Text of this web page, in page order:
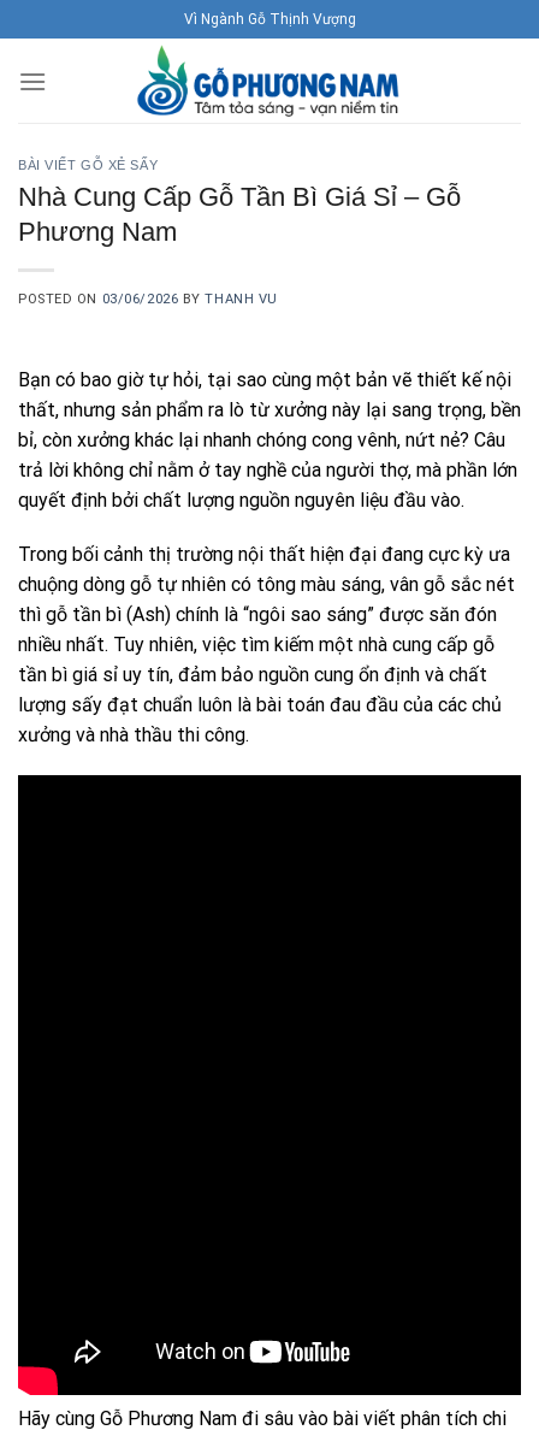
to
content
Vì Ngành Gỗ Thịnh Vượng
BÀI VIẾT GỖ XẺ SẤY
Nhà Cung Cấp Gỗ Tần Bì Giá Sỉ – Gỗ
Phương Nam
POSTED ON 03/06/2026 BYTHANH VU
Bạn có bao giờ tự hỏi, tại sao cùng một bản vẽ thiết kế nội
thất, nhưng sản phẩm ra lò từ xưởng này lại sang trọng, bền
bỉ, còn xưởng khác lại nhanh chóng cong vênh, nứt nẻ? Câu
trả lời không chỉ nằm ở tay nghề của người thợ, mà phần lớn
quyết định bởi chất lượng nguồn nguyên liệu đầu vào.
Trong bối cảnh thị trường nội thất hiện đại đang cực kỳ ưa
chuộng dòng gỗ tự nhiên có tông màu sáng, vân gỗ sắc nét
thì gỗ tần bì (Ash) chính là “ngôi sao sáng” được săn đón
nhiều nhất. Tuy nhiên, việc tìm kiếm một nhà cung cấp gỗ
tần bì giá sỉ uy tín, đảm bảo nguồn cung ổn định và chất
lượng sấy đạt chuẩn luôn là bài toán đau đầu của các chủ
xưởng và nhà thầu thi công.
Hãy cùng Gỗ Phương Nam đi sâu vào bài viết phân tích chi